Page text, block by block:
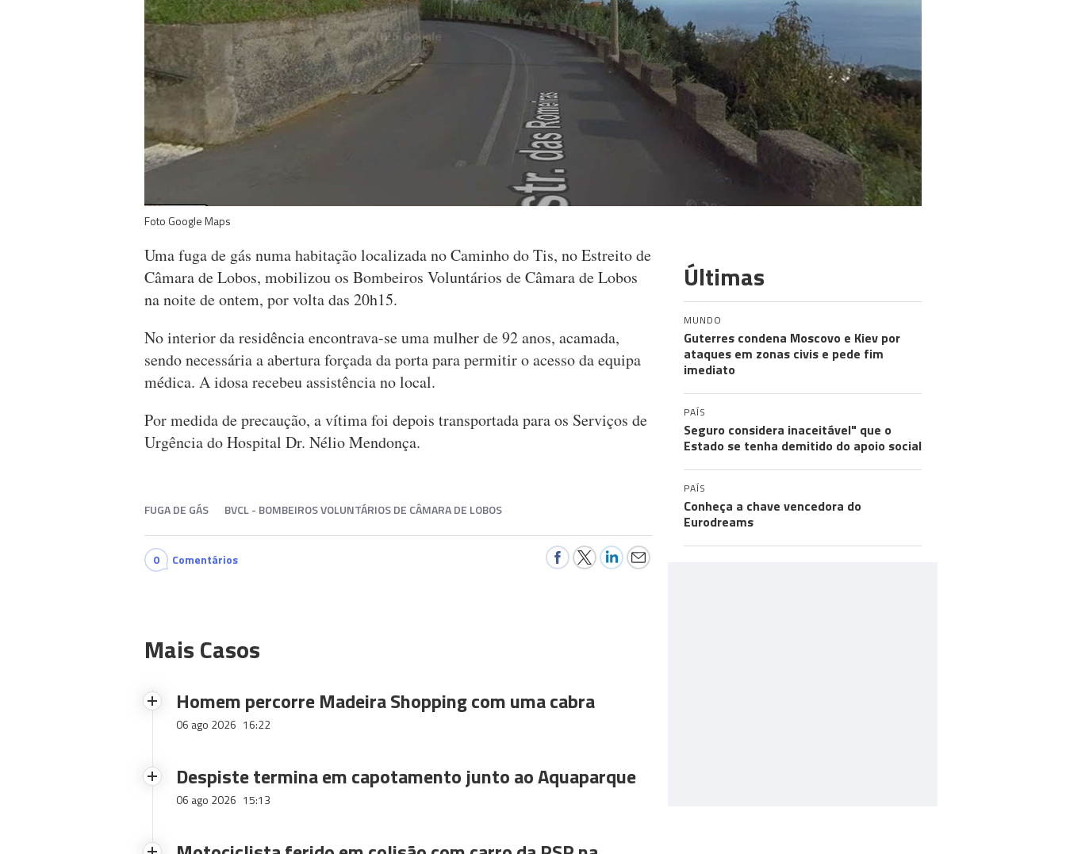
Foto Google Maps
Uma fuga de gás numa habitação localizada no Caminho do Tis, no Estreito de
Câmara de Lobos, mobilizou os Bombeiros Voluntários de Câmara de Lobos
na noite de ontem, por volta das 20h15.
No interior da residência encontrava-se uma mulher de 92 anos, acamada,
sendo necessária a abertura forçada da porta para permitir o acesso da equipa
médica. A idosa recebeu assistência no local.
Por medida de precaução, a vítima foi depois transportada para os Serviços de
Urgência do Hospital Dr. Nélio Mendonça.
FUGA DE GÁS BVCL - BOMBEIROS VOLUNTÁRIOS DE CÂMARA DE LOBOS
0 Comentários
Mais Casos
Homem percorre Madeira Shopping com uma cabra
06 ago 2026 16:22
Despiste termina em capotamento junto ao Aquaparque
06 ago 2026 15:13
Últimas
MUNDO
Guterres condena Moscovo e Kiev por
ataques em zonas civis e pede fim
imediato
PAÍS
Seguro considera inaceitável" que o
Estado se tenha demitido do apoio social
PAÍS
Conheça a chave vencedora do
Eurodreams